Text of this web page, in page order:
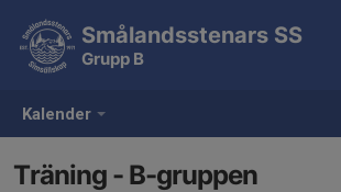
Kalender
Smålandsstenars SS
Grupp B
Träning - B-gruppen